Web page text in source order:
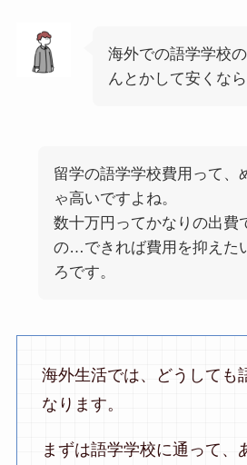
海外での語学学校
んとかして安くな
留学の語学学校費用って、
ゃ高いですよね。
数十万円ってかなりの出費
の…できれば費用を抑えた
ろです。
海外生活では、どうしても
なります。
まずは語学学校に通って、